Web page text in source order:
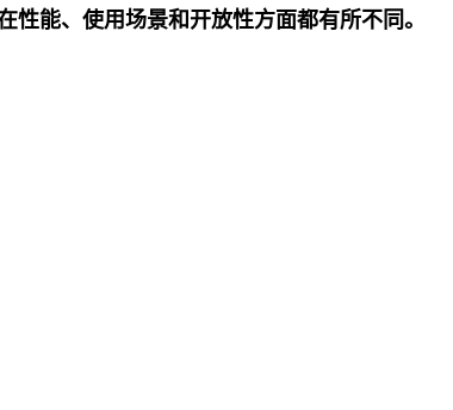
能、使用场景和开放性方面都有所不同。